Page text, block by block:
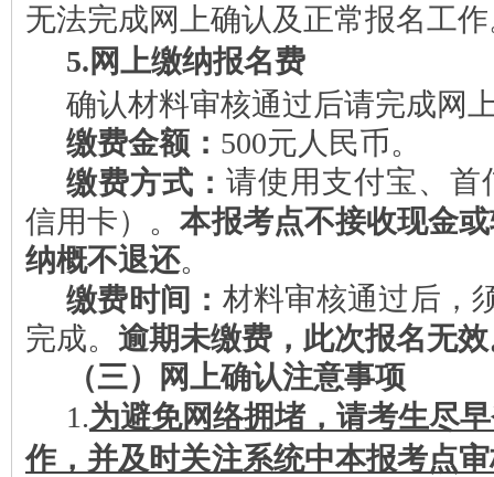
无法完成网上确认及正常报名工
5.网上缴纳报名费
确认材料审核通过后请完成网
缴费金额： 500元人民币。
缴费方式： 请使用支付宝、首
信用卡）。本报考点不接收现金
纳概不退还。
缴费时间： 材料审核通过后，
完成。 逾期未缴费，此次报名无
（三）
网上确认注意事项
1.为避免网络拥堵，请考生尽
作，并及时关注系统中本报考点